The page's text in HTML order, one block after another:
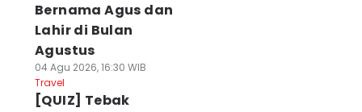
Bernama Agus dan
Lahir di Bulan
Agustus
04 Agu 2026, 16:30 WIB
Travel
[QUIZ] Tebak